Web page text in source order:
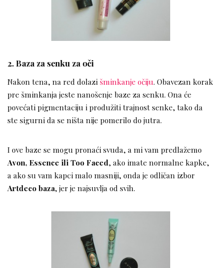
2. Baza za senku za oči
Nakon tena, na red dolazi šminkanje očiju. Obavezan korak
pre šminkanja jeste nanošenje baze za senku. Ona će
povećati pigmentaciju i produžiti trajnost senke, tako da
ste sigurni da se ništa nije pomerilo do jutra.
I ove baze se mogu pronaći svuda, a mi vam predlažemo
Avon, Essence ili Too Faced, ako imate normalne kapke,
a ako su vam kapci malo masniji, onda je odličan izbor
Artdeco baza, jer je najsuvlja od svih.